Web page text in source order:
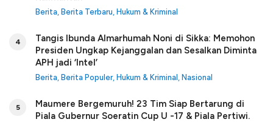
Berita Berita Terbaru Hukum & Kriminal
4
Tangis Ibunda Almarhumah Noni di Sikka: Memohon
Presiden Ungkap Kejanggalan dan Sesalkan Diminta
APH jadi ‘Intel’
Berita Berita Populer, Hukum & Kriminal Nasional
5
Maumere Bergemuruh! 23 Tim Siap Bertarung di
Piala Gubernur Soeratin Cup U -17 & Piala Pertiwi.